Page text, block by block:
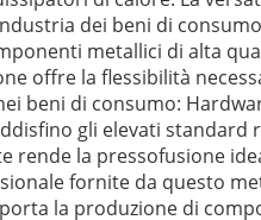
dei beni di
metallici di alta
offre la flessibilità
beni di consumo:
gli elevati standard
la pressofusione
fornite da questo
la produzione di